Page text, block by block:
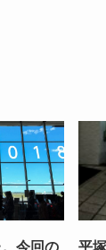
今回の 平